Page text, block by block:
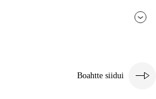
Boahtte siidui